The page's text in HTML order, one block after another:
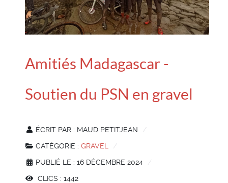
Amitiés Madagascar -
Soutien du PSN en gravel
ÉCRIT PAR : MAUD PETITJEAN
CATÉGORIE : GRAVEL
PUBLIÉ LE : 16 DÉCEMBRE 2024
CLICS : 1442